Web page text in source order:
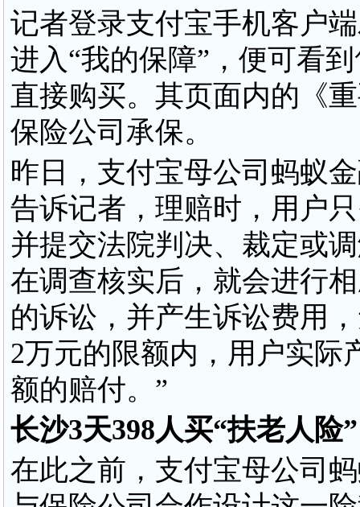
记者登录支付宝手机客户
进入“我的保障”，便可看
直接购买。其页面内的《
保险公司承保。
昨日，支付宝母公司蚂蚁
告诉记者，理赔时，用户
并提交法院判决、裁定或
在调查核实后，就会进行
的诉讼，并产生诉讼费用
2万元的限额内，用户实际
额的赔付。”
长沙3天398人买“扶老人险”
在此之前，支付宝母公司